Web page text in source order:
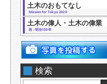
土木のおもてなし
Mission for Tokyo 2020
土木の偉人・土木の偉業
祝：明治150年
検索